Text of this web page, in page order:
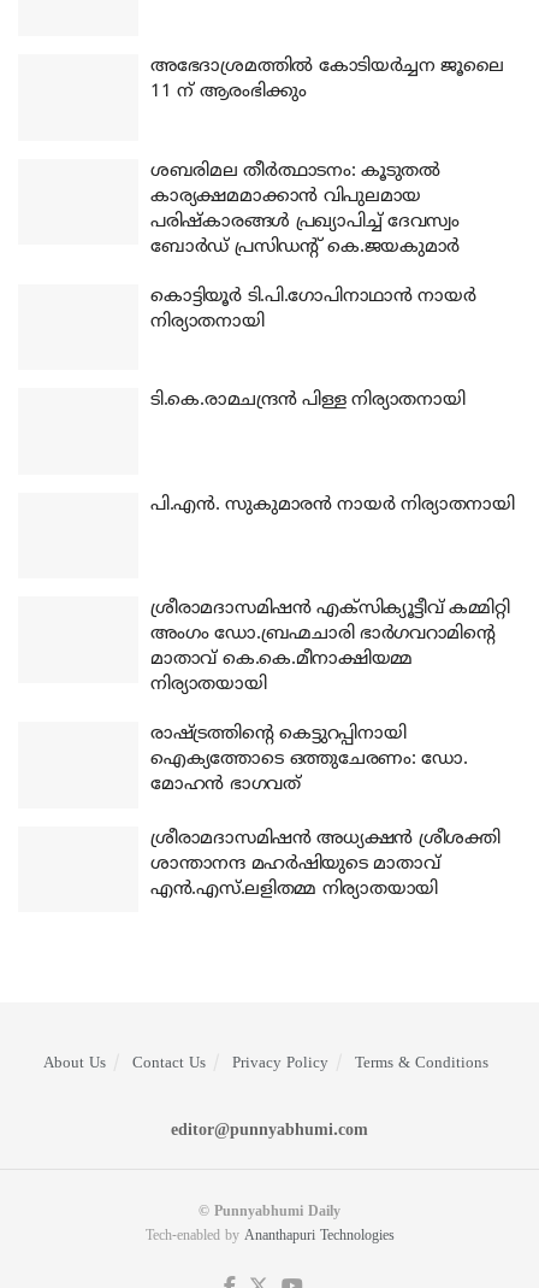
അഭേദാശ്രമത്തില്‍ കോടിയര്‍ച്ചന ജൂലൈ
11 ന് ആരംഭിക്കും
ശബരിമല തീര്‍ത്ഥാടനം: കൂടുതല്‍
കാര്യക്ഷമമാക്കാന്‍ വിപുലമായ
പരിഷ്‌കാരങ്ങള്‍ പ്രഖ്യാപിച്ച് ദേവസ്വം
ബോര്‍ഡ് പ്രസിഡന്റ് കെ.ജയകുമാര്‍
കൊട്ടിയൂര്‍ ടി.പി.ഗോപിനാഥാന്‍ നായര്‍
നിര്യാതനായി
ടി.കെ.രാമചന്ദ്രന്‍ പിള്ള നിര്യാതനായി
പി.എന്‍. സുകുമാരന്‍ നായര്‍ നിര്യാതനായി
ശ്രീരാമദാസമിഷന്‍ എക്‌സിക്യൂട്ടീവ് കമ്മിറ്റി
അംഗം ഡോ.ബ്രഹ്മചാരി ഭാര്‍ഗവറാമിന്റെ
മാതാവ് കെ.കെ.മീനാക്ഷിയമ്മ
നിര്യാതയായി
രാഷ്ട്രത്തിന്റെ കെട്ടുറപ്പിനായി
ഐക്യത്തോടെ ഒത്തുചേരണം: ഡോ.
മോഹന്‍ ഭാഗവത്
ശ്രീരാമദാസമിഷന്‍ അധ്യക്ഷന്‍ ശ്രീശക്തി
ശാന്താനന്ദ മഹര്‍ഷിയുടെ മാതാവ്
എന്‍.എസ്.ലളിതമ്മ നിര്യാതയായി
About Us Contact Us Privacy Policy Terms & Conditions
editor@punnyabhumi.com
© Punnyabhumi Daily
Tech-enabled by Ananthapuri Technologies